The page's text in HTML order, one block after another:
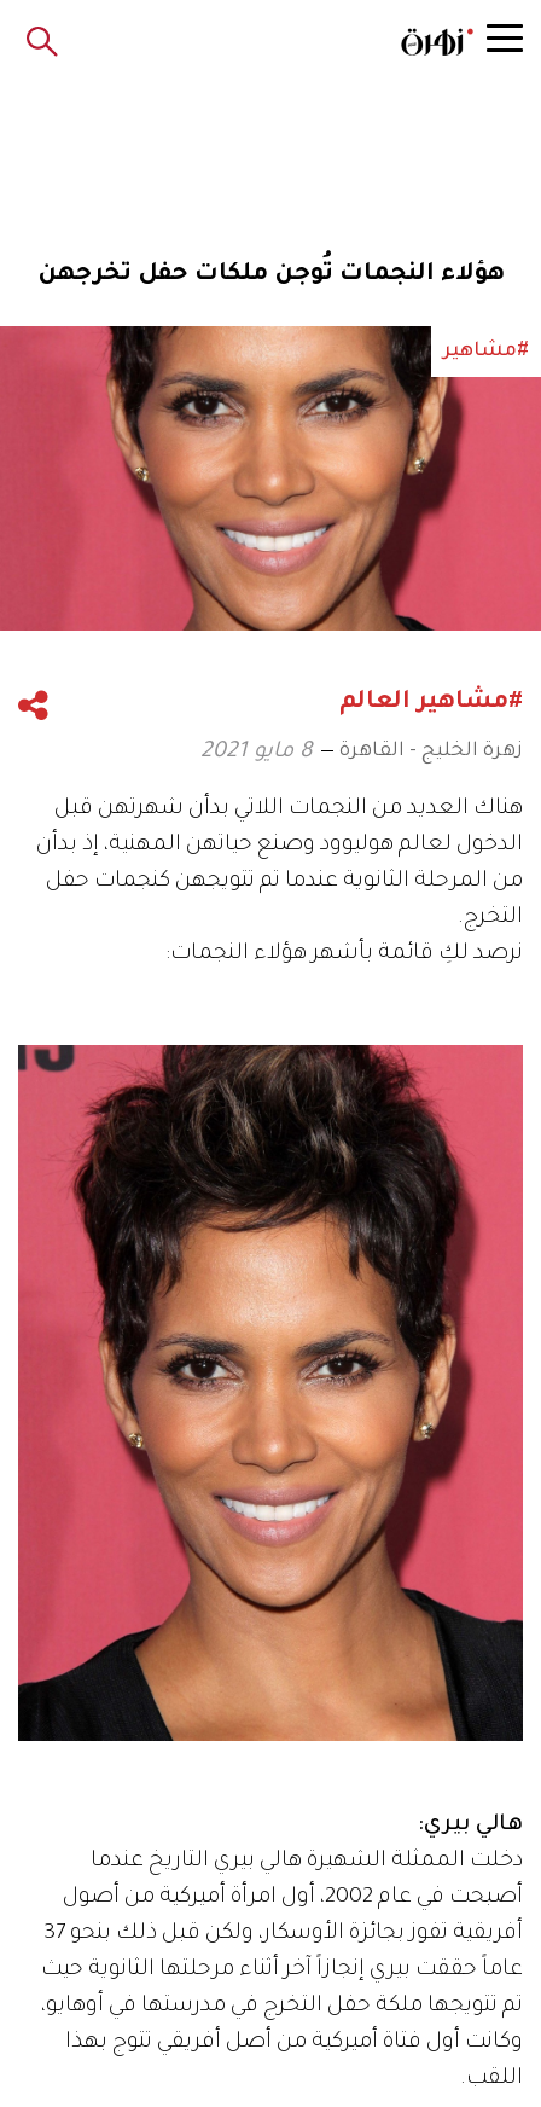
هؤلاء النجمات تُوجن ملكات حفل تخرجهن
#مشاهير
#مشاهير العالم
زهرة الخليج - القاهرة 8 مايو 2021
هناك العديد من النجمات اللاتي بدأن شهرتهن قبل
الدخول لعالم هوليوود وصنع حياتهن المهنية، إذ بدأن
من المرحلة الثانوية عندما تم تتويجهن كنجمات حفل
التخرج.
نرصد لكِ قائمة بأشهر هؤلاء النجمات:
هالي بيري:
دخلت الممثلة الشهيرة هالي بيري التاريخ عندما
أصبحت في عام 2002، أول امرأة أميركية من أصول
أفريقية تفوز بجائزة الأوسكار، ولكن قبل ذلك بنحو 37
عاماً حققت بيري إنجازاً آخر أثناء مرحلتها الثانوية حيث
تم تتويجها ملكة حفل التخرج في مدرستها في أوهايو،
وكانت أول فتاة أميركية من أصل أفريقي تتوج بهذا
اللقب.